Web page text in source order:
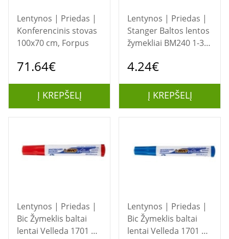
Lentynos | Priedas |
Konferencinis stovas
100x70 cm, Forpus
71.64€
Į KREPŠELĮ
Lentynos | Priedas |
Stanger Baltos lentos
žymekliai BM240 1-3
002510
4.24€
Į KREPŠELĮ
Lentynos | Priedas |
Bic Žymeklis baltai
lentai Velleda 1701 1-
Lentynos | Priedas |
Bic Žymeklis baltai
lentai Velleda 1701 1-